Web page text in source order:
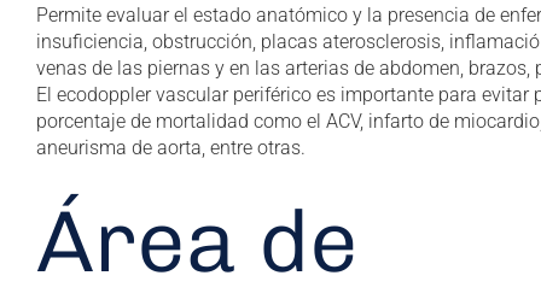
Permite evaluar el estado anatómico y la presencia de
insuficiencia, obstrucción, placas aterosclerosis,
venas de las piernas y en las arterias de abdomen, brazos,
El ecodoppler vascular periférico es importante para evitar
porcentaje de mortalidad como el ACV, infarto de
aneurisma de aorta, entre otras.
Área de